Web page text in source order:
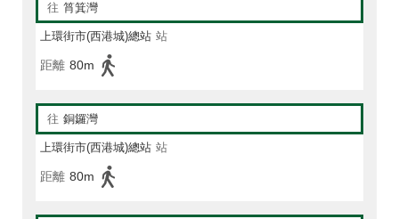
往 筲箕灣
上環街市(西港城)總站 站
距離 80m
往 銅鑼灣
上環街市(西港城)總站 站
距離 80m